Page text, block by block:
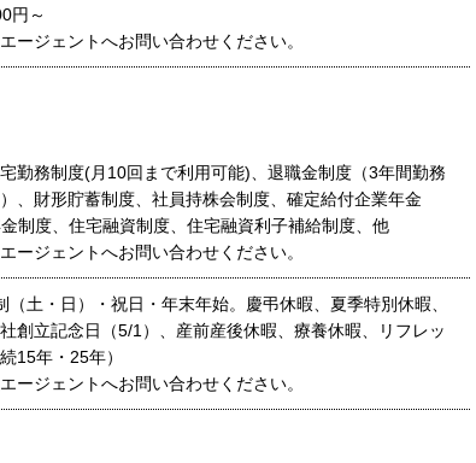
円～
ージェントへお問い合わせください。
勤務制度(月10回まで利用可能)、退職金制度（3年間勤務
、財形貯蓄制度、社員持株会制度、確定給付企業年金
制度、住宅融資制度、住宅融資利子補給制度、他
ージェントへお問い合わせください。
（土・日）・祝日・年末年始。慶弔休暇、夏季特別休暇、
創立記念日（5/1）、産前産後休暇、療養休暇、リフレッ
15年・25年）
ージェントへお問い合わせください。